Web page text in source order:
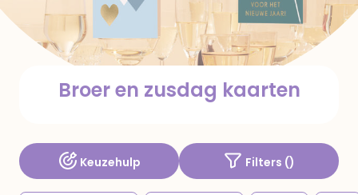
Broer en zusdag kaarten
Keuzehulp Filters ()